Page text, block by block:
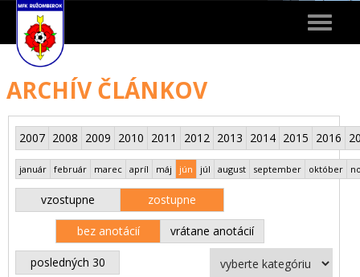
Toggle
ARCHÍV ČLÁNKOV
2007 2008 2009 2010 2011 2012 2013 2014 2015 2016
január február marec apríl máj jún júl august september október
vzostupne zostupne
bez anotácií vrátane anotácií
posledných 30